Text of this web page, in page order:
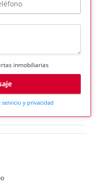
inmobiliarias
servicio y privacidad